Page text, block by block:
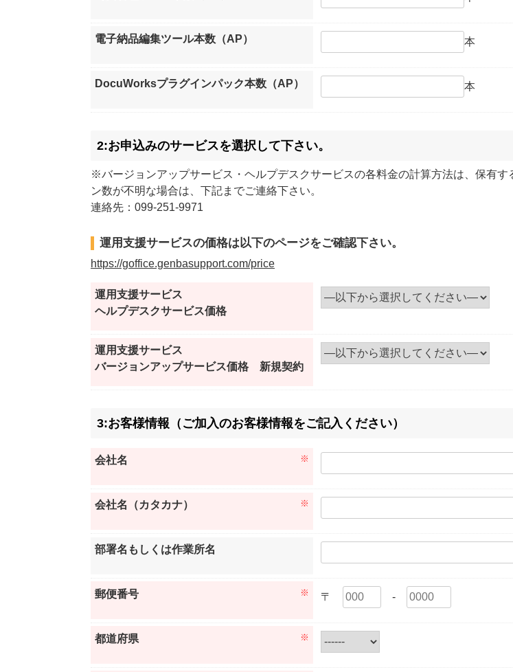
電子納品編集ツール本数（AP） 本
DocuWorksプラグインパック本数（AP） 本
2:お申込みのサービスを選択して下さい。
※バージョンアップサービス・ヘルプデスクサービスの各料金の計算方法は、保有
ン数が不明な場合は、下記までご連絡下さい。
連絡先：099-251-9971
運用支援サービスの価格は以下のページをご確認下さい。
https://goffice.genbasupport.com/price
運用支援サービス
ヘルプデスクサービス価格
運用支援サービス
バージョンアップサービス価格 新規契約
3:お客様情報（ご加入のお客様情報をご記入ください）
会社名 ※
会社名（カタカナ） ※
部署名もしくは作業所名
郵便番号 ※ 〒 -
都道府県 ※